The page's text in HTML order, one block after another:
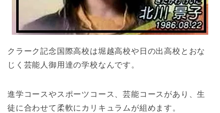
クラーク記念国際高校は堀越高校や日の出高校とおな
じく芸能人御用達の学校なんです。
進学コースやスポーツコース、芸能コースがあり、生
徒に合わせて柔軟にカリキュラムが組めます。